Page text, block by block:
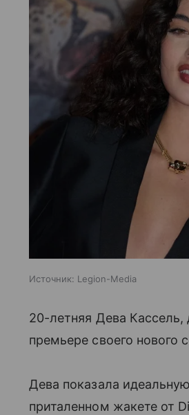
Источник: Legion-Media
20-летняя Дева
премьере своего нового
Дева показала
приталенном жакете от